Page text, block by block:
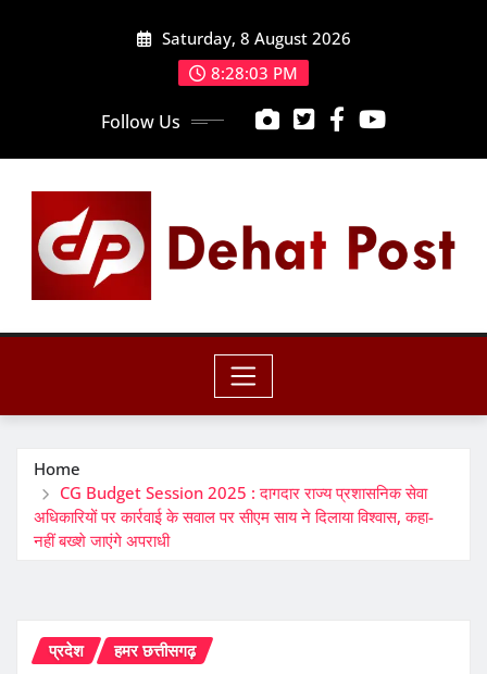
Saturday, 8 August 2026
8:28:05 PM
Follow Us
Home
CG Budget Session 2025 : दागदार राज्य प्रशासनिक सेवा
अधिकारियों पर कार्रवाई के सवाल पर सीएम साय ने दिलाया विश्वास, कहा-
नहीं बख्शे जाएंगे अपराधी
प्रदेश हमर छत्तीसगढ़